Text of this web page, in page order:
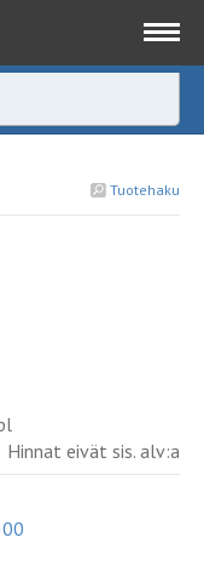
Tuotehaku
Hinnat eivät sis. alv:a